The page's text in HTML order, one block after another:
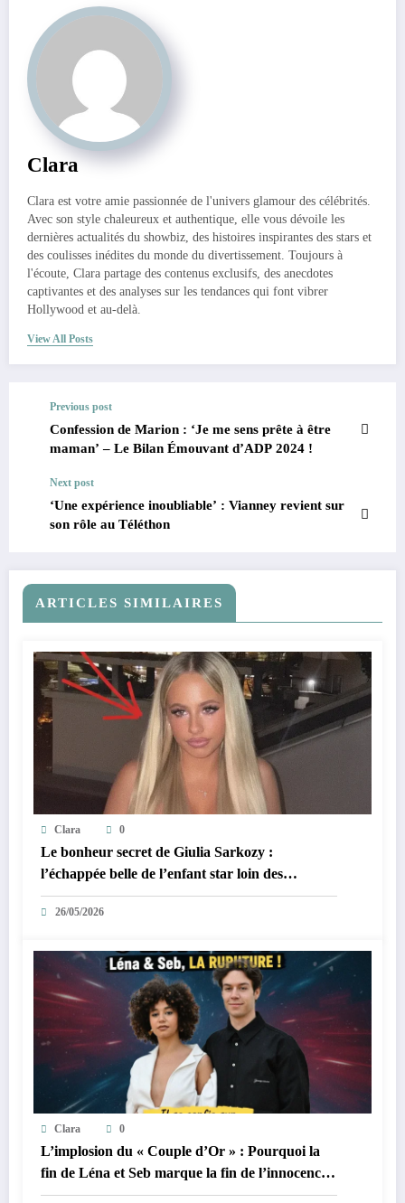
Clara
Clara est votre amie passionnée de l'univers glamour des célébrités.
Avec son style chaleureux et authentique, elle vous dévoile les
dernières actualités du showbiz, des histoires inspirantes des stars et
des coulisses inédites du monde du divertissement. Toujours à
l'écoute, Clara partage des contenus exclusifs, des anecdotes
captivantes et des analyses sur les tendances qui font vibrer
Hollywood et au-delà.
View All Posts
Previous post
Confession de Marion : ‘Je me sens prête à être
maman’ – Le Bilan Émouvant d’ADP 2024 !
Next post
‘Une expérience inoubliable’ : Vianney revient sur
son rôle au Téléthon
ARTICLES SIMILAIRES
Clara 0
Le bonheur secret de Giulia Sarkozy :
l’échappée belle de l’enfant star loin des
tumultes familiaux.
26/05/2026
Clara 0
L’implosion du « Couple d’Or » : Pourquoi la
fin de Léna et Seb marque la fin de l’innocence
sur YouTube